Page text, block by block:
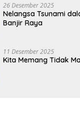
26 Desember 2025
Nelangsa Tsunami
Banjir Raya
11 Desember 2025
Kita Memang Tidak